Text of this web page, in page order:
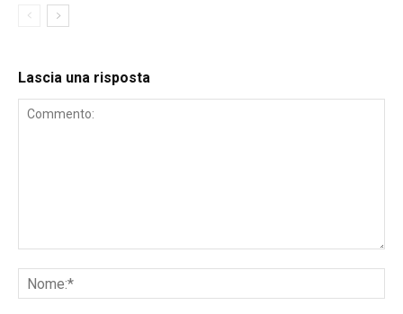
Lascia una risposta